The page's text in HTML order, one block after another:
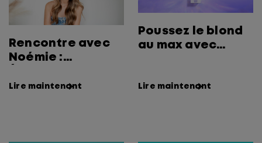
Rencontre avec
Noémie :
Canada et
Lire maintenant
Poussez le blond
au max avec
Lire maintenant